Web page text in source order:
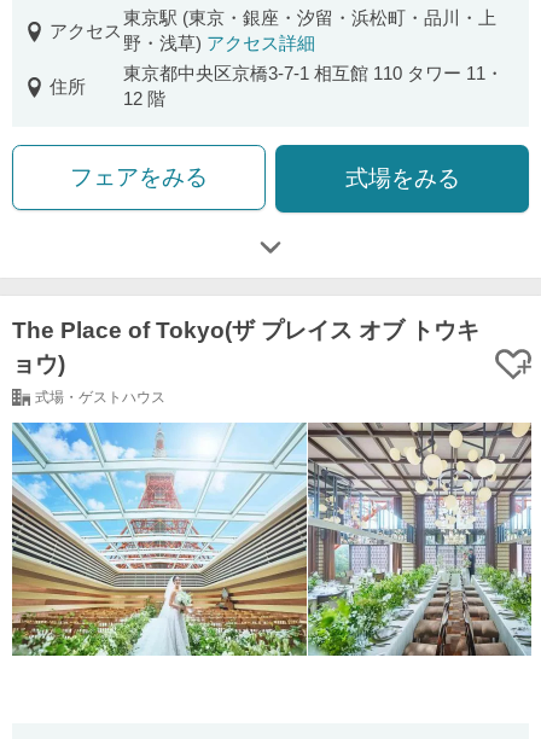
アクセス
東京駅 (東京・銀座・汐留・浜松町・品川・上
野・浅草) アクセス詳細
住所
東京都中央区京橋3-7-1 相互館 110 タワー 11・
12 階
フェアをみる 式場をみる
The Place of Tokyo(ザ プレイス オブ トウキ
ョウ)
式場・ゲストハウス